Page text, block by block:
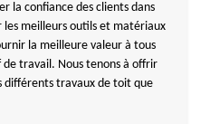
la confiance des clients dans
meilleurs outils et matériaux
la meilleure valeur à tous
travail. Nous tenons à offrir
différents travaux de toit que